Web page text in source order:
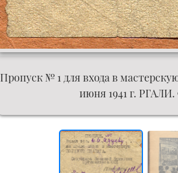
Пропуск № 1 для входа в
июня 1941 г.